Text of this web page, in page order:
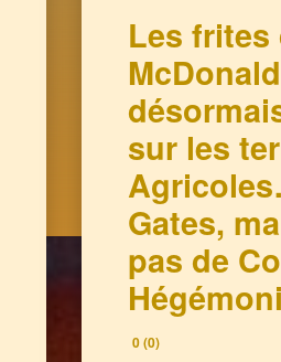
Les frites
sur les
Gates,
pas de
0 (0)